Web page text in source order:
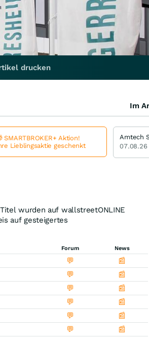
wurden auf wallstreetONLINE
auf gesteigertes
Forum News
💬
📰
💬
📰
💬
📰
💬
📰
💬
📰
💬 📰
drucken
Im
SMARTBROKER+ Aktion!
Lieblingsaktie geschenkt
Amtech
07.08.26